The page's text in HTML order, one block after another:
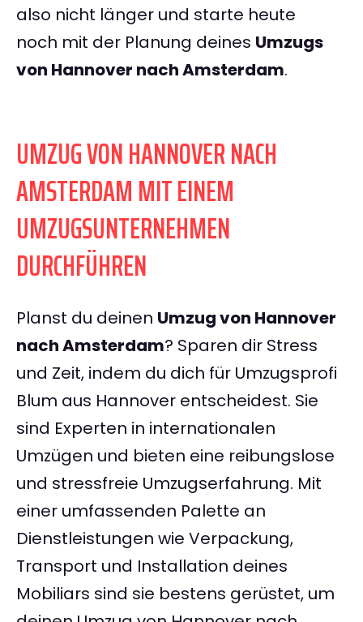
also nicht länger und starte heute
noch mit der Planung deines Umzugs
von Hannover nach Amsterdam.
UMZUG VON HANNOVER NACH
AMSTERDAM MIT EINEM
UMZUGSUNTERNEHMEN
DURCHFÜHREN
Planst du deinen Umzug von Hannover
nach Amsterdam? Sparen dir Stress
und Zeit, indem du dich für Umzugsprofi
Blum aus Hannover entscheidest. Sie
sind Experten in internationalen
Umzügen und bieten eine reibungslose
und stressfreie Umzugserfahrung. Mit
einer umfassenden Palette an
Dienstleistungen wie Verpackung,
Transport und Installation deines
Mobiliars sind sie bestens gerüstet, um